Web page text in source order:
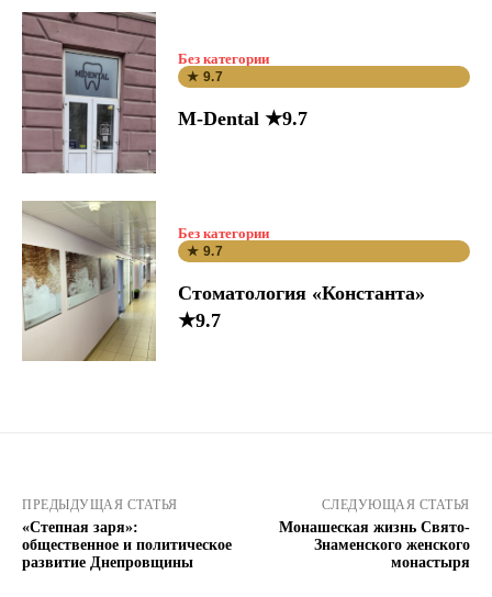
Без категории
★ 9.7
M-Dental ★9.7
Без категории
★ 9.7
Стоматология «Константа»
★9.7
ПРЕДЫДУЩАЯ СТАТЬЯ
«Степная заря»:
общественное и политическое
развитие Днепровщины
СЛЕДУЮЩАЯ СТАТЬЯ
Монашеская жизнь Свято-
Знаменского женского
монастыря